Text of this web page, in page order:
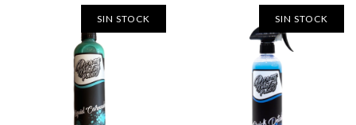
SIN STOCK SIN STOCK